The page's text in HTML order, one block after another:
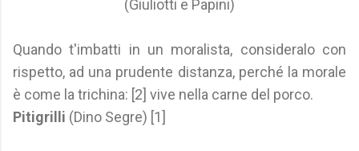
(Giuliotti e Papini)
Quando t'imbatti in un moralista, consideralo con
rispetto, ad una prudente distanza, perché la morale
è come la trichina: [2] vive nella carne del porco.
Pitigrilli (Dino Segre) [1]